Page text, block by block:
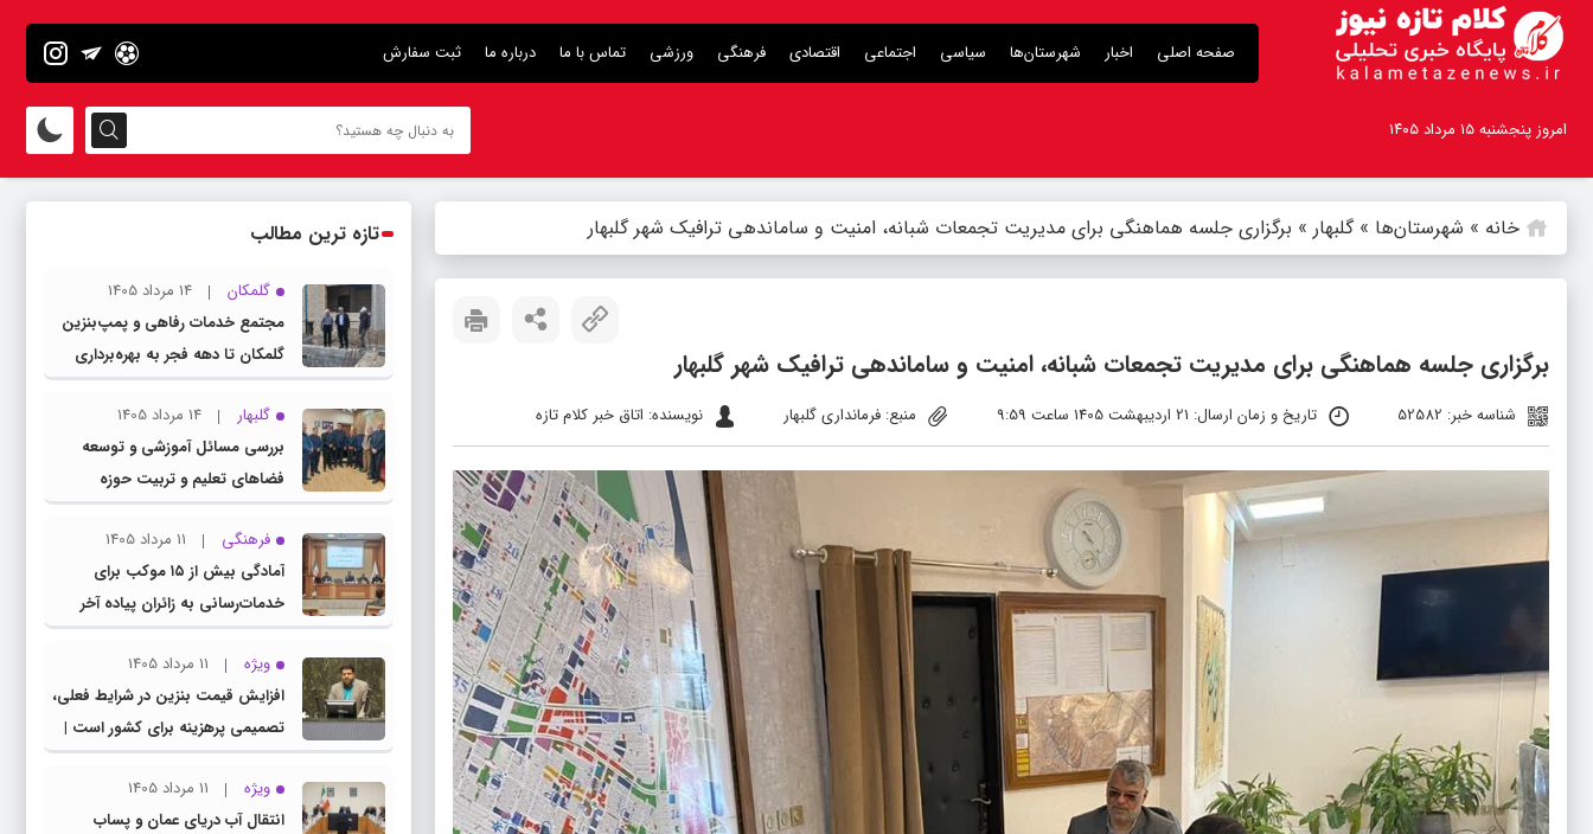
صفحه اصلی اخبار شهرستان‌ها سیاسی اجتماعی اقتصادی فرهنگی ورزشی تماس با ما درباره ما ثبت سفارش
امروز پنجشنبه ۱۵ مرداد ۱۴۰۵
خانه » شهرستان‌ها »گلبهار » برگزاری جلسه هماهنگی برای مدیریت تجمعات شبانه، امنیت و ساماندهی ترافیک شهر گلبهار
برگزاری جلسه هماهنگی برای مدیریت تجمعات شبانه، امنیت و ساماندهی ترافیک شهر گلبهار
شناسه خبر: 52582 تاریخ و زمان ارسال: 21 اردیبهشت 1405 ساعت 9:59 منبع: فرمانداری گلبهار نویسنده: اتاق خبر کلام تازه
تازه ترین مطالب
گلمکان
14 مرداد 1405
مجتمع خدمات رفاهی و پمپ‌بنزین
گلمکان تا دهه فجر به بهره‌برداری
می‌رسد
گلبهار
14 مرداد 1405
بررسی مسائل آموزشی و توسعه
فضاهای تعلیم و تربیت حوزه
انتخابیه در نشست مشترک عضو
کمیسیون آموزش مجلس با مدیرکل
آموزش و پرورش خراسان رضوی
فرهنگی
11 مرداد 1405
آمادگی بیش از ۱۵ موکب برای
خدمات‌رسانی به زائران پیاده آخر
صفر در شهرستان چناران
ویژه
11 مرداد 1405
افزایش قیمت بنزین در شرایط فعلی،
تصمیمی پرهزینه برای کشور است |
دولت، قاچاق سوخت و عوامل اصلی
ناترازی را محدود کند، نه سفره مردم
ویژه
11 مرداد 1405
انتقال آب دریای عمان و پساب